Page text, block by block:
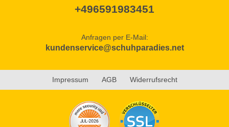
+496591983451
Anfragen per E-Mail:
kundenservice@schuhparadies.net
Impressum AGB Widerrufsrecht